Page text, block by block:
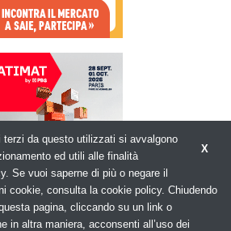
Edilizia in Rete - N.ro
5836 -Privacy policy
X
da questo utilizzati si avvalgono
ed utili alle finalità
Se vuoi saperne di più o negare il
cookie, consulta la cookie policy. Chiudendo
pagina, cliccando su un link o
in altra maniera, acconsenti all’uso dei